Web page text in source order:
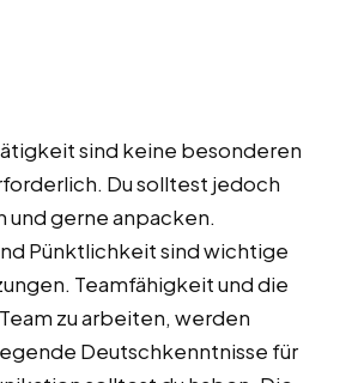
sind keine besonderen
Du solltest jedoch
und gerne anpacken.
Pünktlichkeit sind wichtige
Teamfähigkeit und die
zu arbeiten, werden
Deutschkenntnisse für